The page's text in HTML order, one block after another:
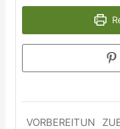
VORBEREITUN